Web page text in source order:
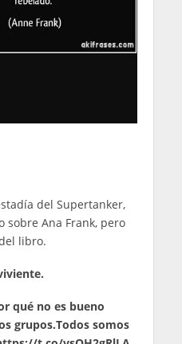
del Supertanker,
sobre Ana Frank, pero
libro.
qué no es bueno
grupos.Todos somos